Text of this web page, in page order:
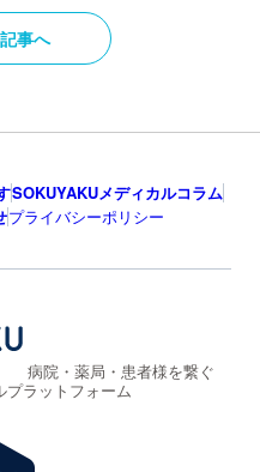
事へ
SOKUYAKUメディカルコラム
プライバシーポリシー
病院・薬局・患者様を繋ぐ
プラットフォーム